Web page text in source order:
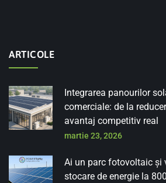
ARTICOLE
Integrarea panourilor
comerciale: de la
avantaj competitiv real
martie 23, 2026
Ai un parc fotovoltaic și
stocare de energie la